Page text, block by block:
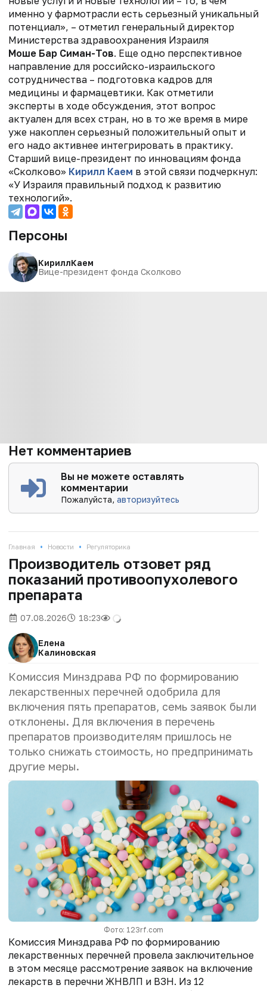
именно у фармотрасли есть серьезный уникальный
потенциал», – отметил генеральный директор
Министерства здравоохранения Израиля
Моше Бар Симан-Тов. Еще одно перспективное
направление для российско-израильского
сотрудничества – подготовка кадров для
медицины и фармацевтики. Как отметили
эксперты в ходе обсуждения, этот вопрос
актуален для всех стран, но в то же время в мире
уже накоплен серьезный положительный опыт и
его надо активнее интегрировать в практику.
Старший вице-президент по инновациям фонда
«Сколково» Кирилл Каем в этой связи подчеркнул:
«У Израиля правильный подход к развитию
технологий».
Персоны
КириллКаем
Вице-президент фонда Сколково
Нет комментариев
Вы не можете оставлять
комментарии
Пожалуйста,авторизуйтесь
Главная • Новости • Регуляторика
Производитель отзовет ряд
показаний противоопухолевого
препарата
07.08.2026 18:23
Елена
Калиновская
Комиссия Минздрава РФ по формированию
лекарственных перечней одобрила для
включения пять препаратов, семь заявок были
отклонены. Для включения в перечень
препаратов производителям пришлось не
только снижать стоимость, но предпринимать
другие меры.
Фото: 123rf.com
Комиссия Минздрава РФ по формированию
лекарственных перечней провела заключительное
в этом месяце рассмотрение заявок на включение
лекарств в перечни ЖНВЛП и ВЗН. Из 12